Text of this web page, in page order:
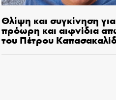
Θλίψη και συγκίνηση
πρόωρη και αιφνίδια
του Πέτρου